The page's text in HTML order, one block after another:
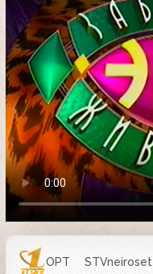
ОРТ STVneiroset